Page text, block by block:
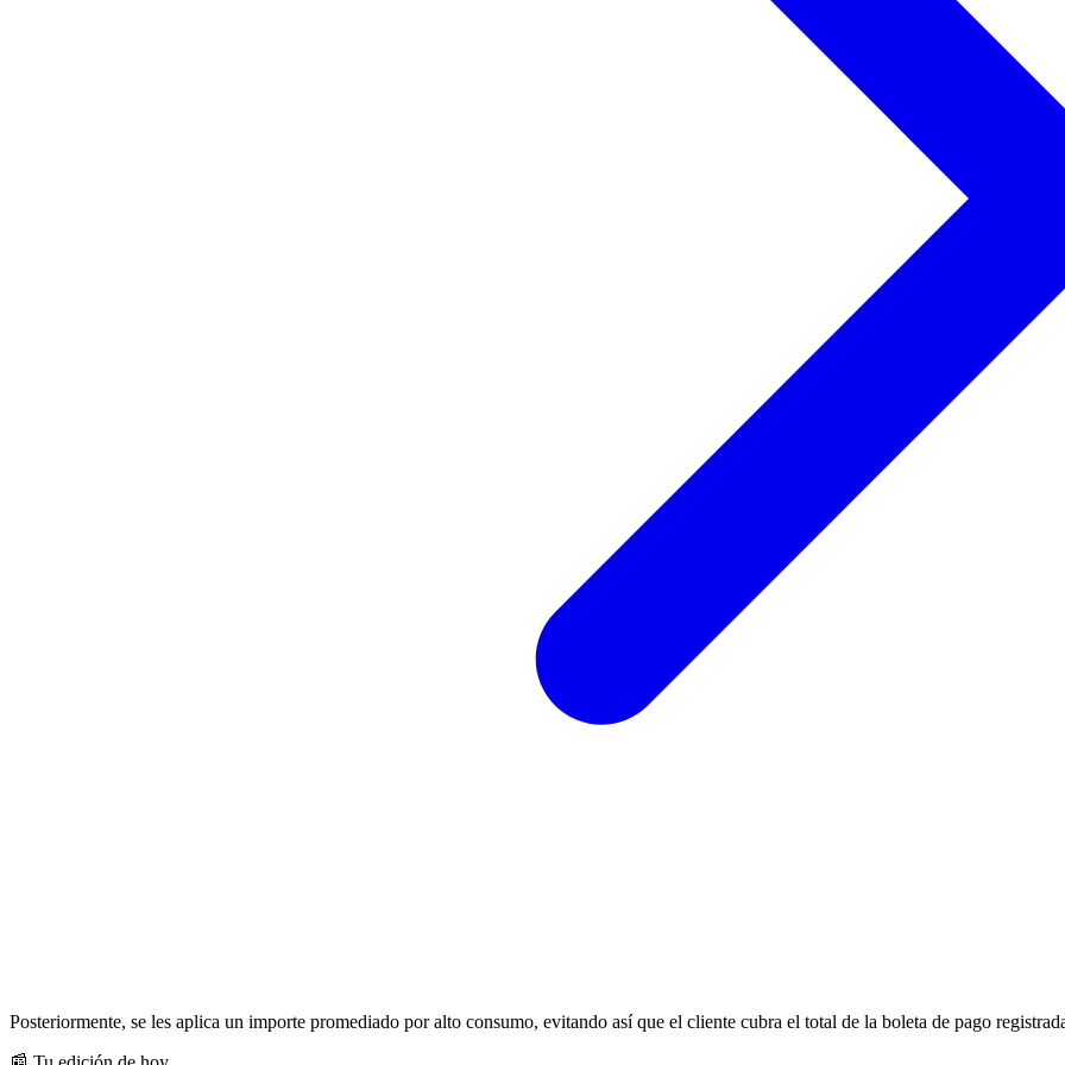
Posteriormente, se les aplica un importe promediado por alto consumo, evitando así que el cliente cubra el total de la boleta de pago